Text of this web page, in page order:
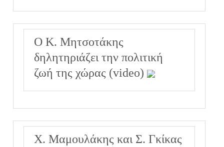
Ο Κ. Μητσοτάκης
δηλητηριάζει την πολιτική
ζωή της χώρας (video)
Χ. Μαμουλάκης και Σ. Γκίκας